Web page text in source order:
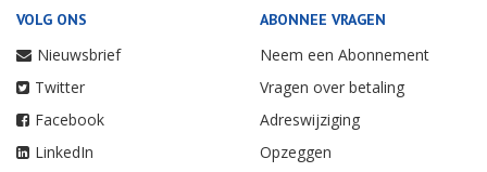
VOLG ONS
Nieuwsbrief
Twitter
Facebook
LinkedIn
ABONNEE VRAGEN
Neem een Abonnement
Vragen over betaling
Adreswijziging
Opzeggen